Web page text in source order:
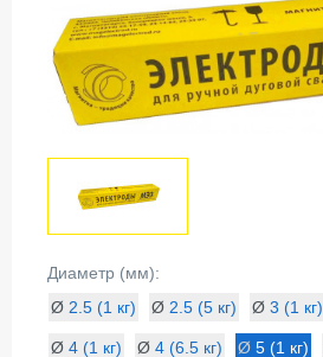
Диаметр (мм):
Ø 2.5 (1 кг) Ø 2.5 (5 кг) Ø 3 (1 кг)
Ø 4 (1 кг) Ø 4 (6.5 кг) Ø 5 (1 кг)